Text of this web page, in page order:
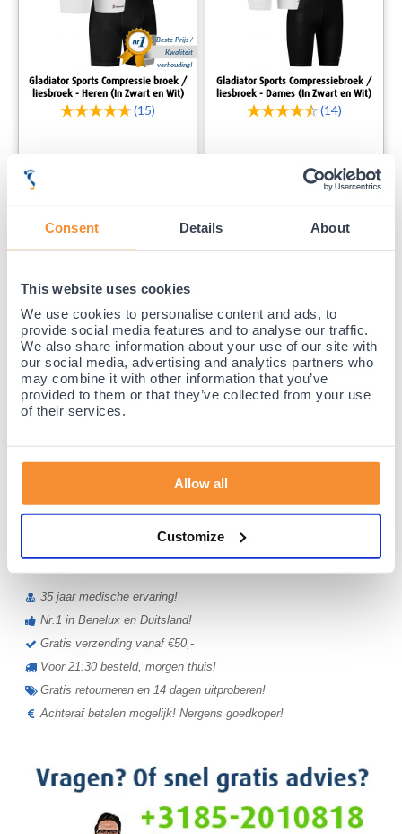
Consent Details About
This website uses cookies
We use cookies to personalise content and ads, to
provide social media features and to analyse our traffic.
We also share information about your use of our site with
our social media, advertising and analytics partners who
may combine it with other information that you’ve
provided to them or that they’ve collected from your use
of their services.
Allow all
Customize
Beste Prijs /
Kwaliteit
verhouding!
Gladiator Sports Compressie broek /
liesbroek - Heren (In Zwart en Wit)
(15)
29,
Gladiator Sports Compressiebroek /
liesbroek - Dames (In Zwart en Wit)
(14)
Gladiator Sports Beschermbroek /
Keepersbroek - kort
46,99
binnen 1-3 werkdagen bezorgd.
35 jaar medische ervaring!
Nr.1 in Benelux en Duitsland!
Gratis verzending vanaf €50,-
Voor 21:30 besteld, morgen thuis!
Gratis retourneren en 14 dagen uitproberen!
Achteraf betalen mogelijk! Nergens goedkoper!